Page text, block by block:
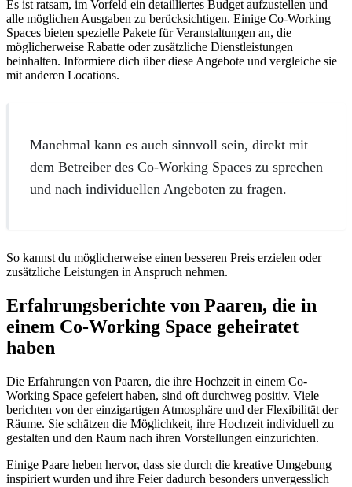
Es ist ratsam, im Vorfeld ein detailliertes Budget aufzustellen und
alle möglichen Ausgaben zu berücksichtigen. Einige Co-Working
Spaces bieten spezielle Pakete für Veranstaltungen an, die
möglicherweise Rabatte oder zusätzliche Dienstleistungen
beinhalten. Informiere dich über diese Angebote und vergleiche sie
mit anderen Locations.
Manchmal kann es auch sinnvoll sein, direkt mit
dem Betreiber des Co-Working Spaces zu sprechen
und nach individuellen Angeboten zu fragen.
So kannst du möglicherweise einen besseren Preis erzielen oder
zusätzliche Leistungen in Anspruch nehmen.
Erfahrungsberichte von Paaren, die in
einem Co-Working Space geheiratet
haben
Die Erfahrungen von Paaren, die ihre Hochzeit in einem Co-
Working Space gefeiert haben, sind oft durchweg positiv. Viele
berichten von der einzigartigen Atmosphäre und der Flexibilität der
Räume. Sie schätzen die Möglichkeit, ihre Hochzeit individuell zu
gestalten und den Raum nach ihren Vorstellungen einzurichten.
Einige Paare heben hervor, dass sie durch die kreative Umgebung
inspiriert wurden und ihre Feier dadurch besonders unvergesslich